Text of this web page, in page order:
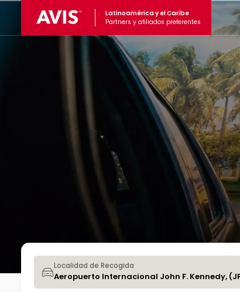
Latinoamérica y el Caribe
Partners y afiliados preferentes
Localidad de Recogida